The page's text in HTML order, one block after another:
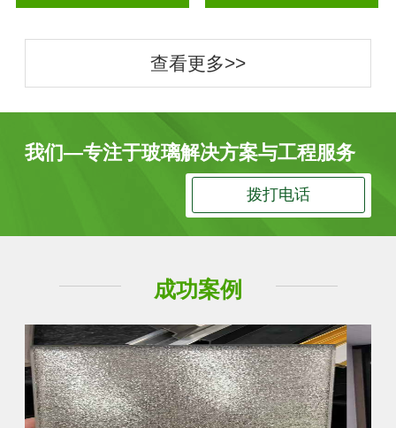
查看更多>>
我们—专注于玻璃解决方案与工程服务
拨打电话
成功案例